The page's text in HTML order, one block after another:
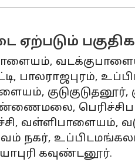
ஏற்படும்
பாலராஜபுரம்,
வள்ளிபாளையம்,
நகர்,
கவுண்டனூர்.